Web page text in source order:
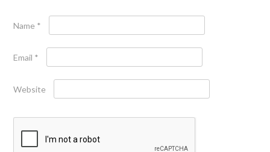
Name *
Email *
Website